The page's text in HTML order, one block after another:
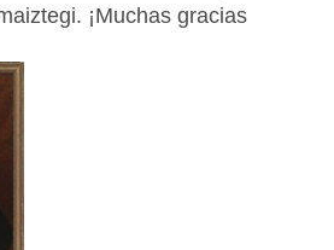
¡Muchas gracias